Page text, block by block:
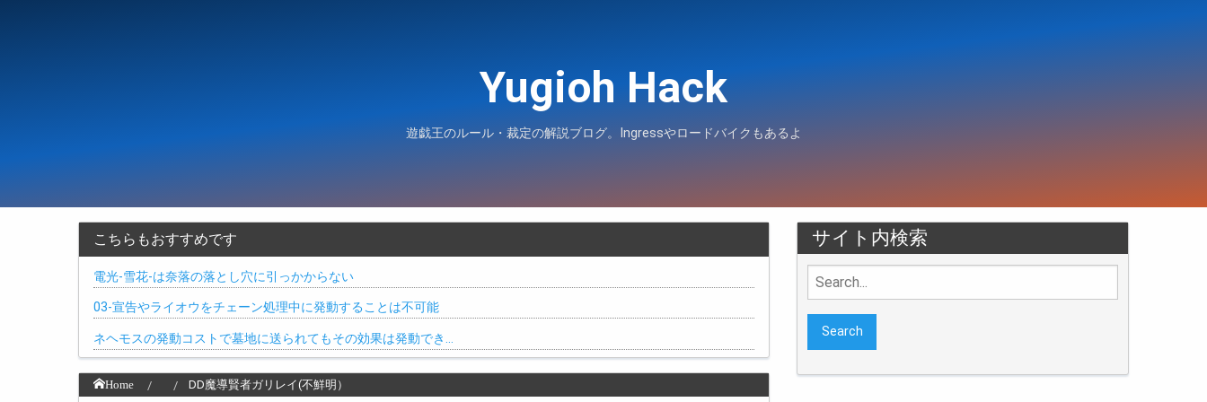
Yugioh Hack
遊戯王のルール・裁定の解説ブログ。Ingressやロードバイクもあるよ
こちらもおすすめです
電光-雪花-は奈落の落とし穴に引っかからない
03-宣告やライオウをチェーン処理中に発動することは不可能
ネヘモスの発動コストで墓地に送られてもその効果は発動でき…
Home DD魔導賢者ガリレイ(不鮮明）
サイト内検索
Search
for: